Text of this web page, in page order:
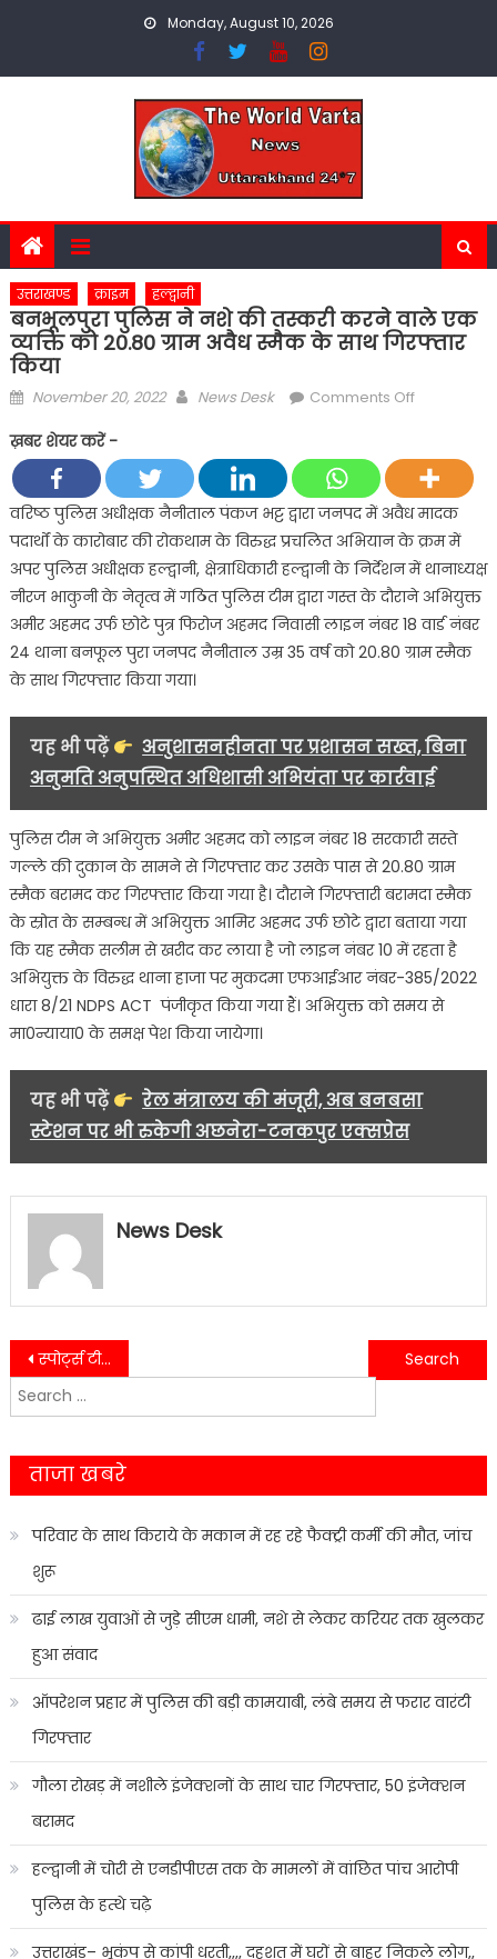
Monday, August 10, 2026
उत्तराखण्ड क्राइम हल्द्वानी
बनभूलपुरा पुलिस ने नशे की तस्करी करने वाले एक
व्यक्ति को 20.80 ग्राम अवैध स्मैक के साथ गिरफ्तार
किया
Posted
November 20, 2022 Author
News Desk Comments Offon
ने
नशे
की
तस्करी
करने
वाले
एक
व्यक्ति
अवैध
स्मैक
साथ
गिरफ्तार
ख़बर शेयर करें -
वरिष्ठ पुलिस अधीक्षक नैनीताल पंकज भट्ट द्वारा जनपद में अवैध मादक
पदार्थों के कारोबार की रोकथाम के विरुद्ध प्रचलित अभियान के क्रम में
अपर पुलिस अधीक्षक हल्द्वानी, क्षेत्राधिकारी हल्द्वानी के निर्देशन में थानाध्यक्ष
नीरज भाकुनी के नेतृत्व में गठित पुलिस टीम द्वारा गस्त के दौराने अभियुक्त
अमीर अहमद उर्फ छोटे पुत्र फिरोज अहमद निवासी लाइन नंबर 18 वार्ड नंबर
24 थाना बनफूल पुरा जनपद नैनीताल उम्र 35 वर्ष को 20.80 ग्राम स्मैक
के साथ गिरफ्तार किया गया।
यह भी पढ़ें
अनुशासनहीनता पर प्रशासन सख्त, बिना
अनुमति अनुपस्थित अधिशासी अभियंता पर कार्रवाई
पुलिस टीम ने अभियुक्त अमीर अहमद को लाइन नंबर 18 सरकारी सस्ते
गल्ले की दुकान के सामने से गिरफ्तार कर उसके पास से 20.80 ग्राम
स्मैक बरामद कर गिरफ्तार किया गया है। दौराने गिरफ्तारी बरामदा स्मैक
के स्रोत के सम्बन्ध में अभियुक्त आमिर अहमद उर्फ छोटे द्वारा बताया गया
कि यह स्मैक सलीम से खरीद कर लाया है जो लाइन नंबर 10 में रहता है
अभियुक्त के विरुद्ध थाना हाजा पर मुकदमा एफआईआर नंबर-385/2022
धारा 8/21 NDPS ACT पंजीकृत किया गया हैं। अभियुक्त को समय से
मा0न्याया0 के समक्ष पेश किया जायेगा।
यह भी पढ़ें
रेल मंत्रालय की मंजूरी, अब बनबसा
स्टेशन पर भी रुकेगी अछनेरा-टनकपुर एक्सप्रेस
News Desk
Post
navigation
स्पोर्ट्स टीचर ने छात्र को दी यातनाएं बच्चे की हुई हालत ख़राब…..
घर से लापता यूवक का यहाँ मिला शव…..
Search
for:
ताजा खबरे
परिवार के साथ किराये के मकान में रह रहे फैक्ट्री कर्मी की मौत, जांच
शुरू
ढाई लाख युवाओं से जुड़े सीएम धामी, नशे से लेकर करियर तक खुलकर
हुआ संवाद
ऑपरेशन प्रहार में पुलिस की बड़ी कामयाबी, लंबे समय से फरार वारंटी
गिरफ्तार
गौला रोखड़ में नशीले इंजेक्शनों के साथ चार गिरफ्तार, 50 इंजेक्शन
बरामद
हल्द्वानी में चोरी से एनडीपीएस तक के मामलों में वांछित पांच आरोपी
पुलिस के हत्थे चढ़े
उत्तराखंड– भूकंप से कांपी धरती,,,, दहशत में घरों से बाहर निकले लोग,,